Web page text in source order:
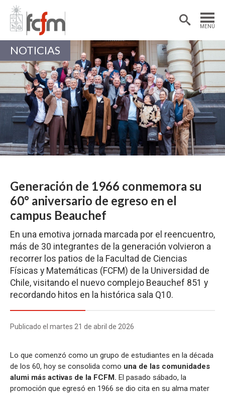
MENÚ
Estudiantes
Académicas/os
NOTICIAS
Generación de 1966 conmemora su
60° aniversario de egreso en el
campus Beauchef
En una emotiva jornada marcada por el reencuentro,
más de 30 integrantes de la generación volvieron a
recorrer los patios de la Facultad de Ciencias
Físicas y Matemáticas (FCFM) de la Universidad de
Chile, visitando el nuevo complejo Beauchef 851 y
recordando hitos en la histórica sala Q10.
Publicado el martes 21 de abril de 2026
Lo que comenzó como un grupo de estudiantes en la década
de los 60, hoy se consolida como una de las comunidades
alumi más activas de la FCFM. El pasado sábado, la
promoción que egresó en 1966 se dio cita en su alma mater